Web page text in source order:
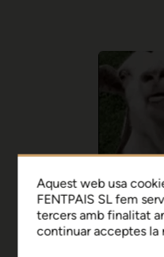
Aquest web usa
FENTPAIS SL fem
tercers amb finalitat
continuar acceptes la